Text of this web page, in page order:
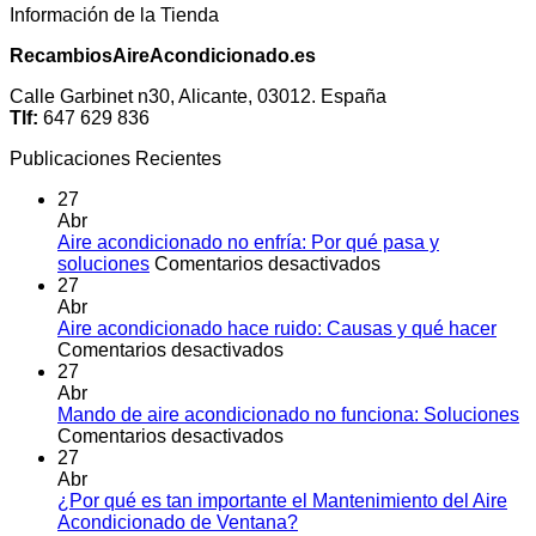
Información de la Tienda
RecambiosAireAcondicionado.es
Calle Garbinet n30, Alicante, 03012. España
Tlf: 647 629 836
Publicaciones Recientes
27
Abr
Aire acondicionado no enfría: Por qué pasa y
soluciones Comentarios desactivadosen
no
pasa
27
Abr
Aire acondicionado hace ruido: Causas y qué hacer
Comentarios desactivadosen
hace
ruido:
qué
hacer
27
Abr
Mando de aire acondicionado no funciona: Soluciones
Comentarios desactivadosen
aire
acondicionado
27
Abr
¿Por qué es tan importante el Mantenimiento del Aire
Acondicionado de Ventana?No